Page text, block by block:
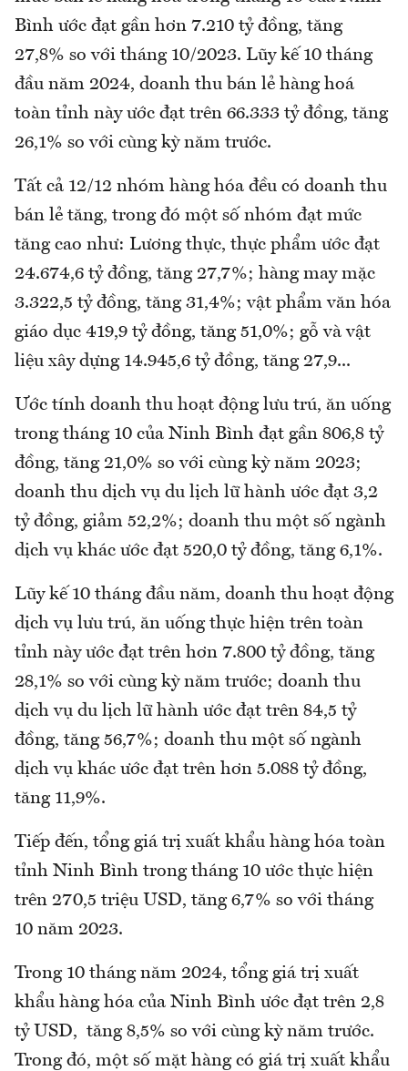
Bình ước đạt gần hơn 7.210 tỷ đồng, tăng
27,8% so với tháng 10/2023. Lũy kế 10 tháng
đầu năm 2024, doanh thu bán lẻ hàng hoá
toàn tỉnh này ước đạt trên 66.333 tỷ đồng, tăng
26,1% so với cùng kỳ năm trước.
Tất cả 12/12 nhóm hàng hóa đều có doanh thu
bán lẻ tăng, trong đó một số nhóm đạt mức
tăng cao như: Lương thực, thực phẩm ước đạt
24.674,6 tỷ đồng, tăng 27,7%; hàng may mặc
3.322,5 tỷ đồng, tăng 31,4%; vật phẩm văn hóa
giáo dục 419,9 tỷ đồng, tăng 51,0%; gỗ và vật
liệu xây dựng 14.945,6 tỷ đồng, tăng 27,9...
Ước tính doanh thu hoạt động lưu trú, ăn uống
trong tháng 10 của Ninh Bình đạt gần 806,8 tỷ
đồng, tăng 21,0% so với cùng kỳ năm 2023;
doanh thu dịch vụ du lịch lữ hành ước đạt 3,2
tỷ đồng, giảm 52,2%; doanh thu một số ngành
dịch vụ khác ước đạt 520,0 tỷ đồng, tăng 6,1%.
Lũy kế 10 tháng đầu năm, doanh thu hoạt động
dịch vụ lưu trú, ăn uống thực hiện trên toàn
tỉnh này ước đạt trên hơn 7.800 tỷ đồng, tăng
28,1% so với cùng kỳ năm trước; doanh thu
dịch vụ du lịch lữ hành ước đạt trên 84,5 tỷ
đồng, tăng 56,7%; doanh thu một số ngành
dịch vụ khác ước đạt trên hơn 5.088 tỷ đồng,
tăng 11,9%.
Tiếp đến, tổng giá trị xuất khẩu hàng hóa toàn
tỉnh Ninh Bình trong tháng 10 ước thực hiện
trên 270,5 triệu USD, tăng 6,7% so với tháng
10 năm 2023.
Trong 10 tháng năm 2024, tổng giá trị xuất
khẩu hàng hóa của Ninh Bình ước đạt trên 2,8
tỷ USD, tăng 8,5% so với cùng kỳ năm trước.
Trong đó, một số mặt hàng có giá trị xuất khẩu